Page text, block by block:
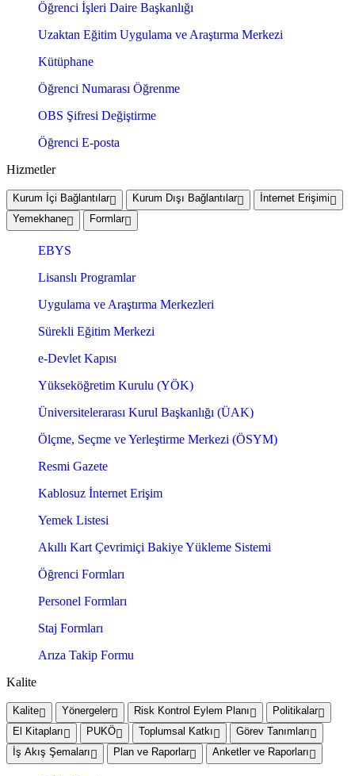
Öğrenci İşleri Daire Başkanlığı
Uzaktan Eğitim Uygulama ve Araştırma Merkezi
Kütüphane
Öğrenci Numarası Öğrenme
OBS Şifresi Değiştirme
Öğrenci E-posta
Hizmetler
Kurum İçi Bağlantılar Kurum Dışı Bağlantılar
İnternet Erişimi
Yemekhane
Formlar
EBYS
Lisanslı Programlar
Uygulama ve Araştırma Merkezleri
Sürekli Eğitim Merkezi
e-Devlet Kapısı
Yükseköğretim Kurulu (YÖK)
Üniversitelerarası Kurul Başkanlığı (ÜAK)
Ölçme, Seçme ve Yerleştirme Merkezi (ÖSYM)
Resmi Gazete
Kablosuz İnternet Erişim
Yemek Listesi
Akıllı Kart Çevrimiçi Bakiye Yükleme Sistemi
Öğrenci Formları
Personel Formları
Staj Formları
Arıza Takip Formu
Kalite
Kalite Yönergeler Risk Kontrol Eylem Planı
Politikalar
El Kitapları
PUKÖ Toplumsal Katkı
Görev Tanımları
İş Akış Şemaları
Plan ve Raporlar Anketler ve Raporları